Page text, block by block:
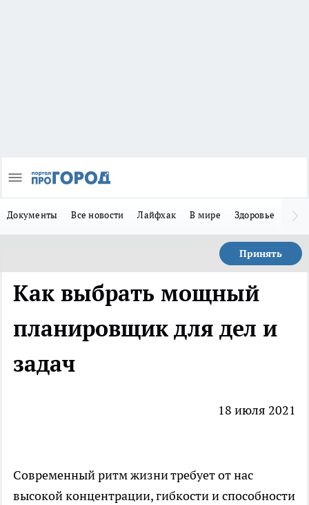
Документы Все новости Лайфхак В мире Здоровье
Принять
Как выбрать мощный
планировщик для дел и
задач
18 июля 2021
Современный ритм жизни требует от нас
высокой концентрации, гибкости и способности